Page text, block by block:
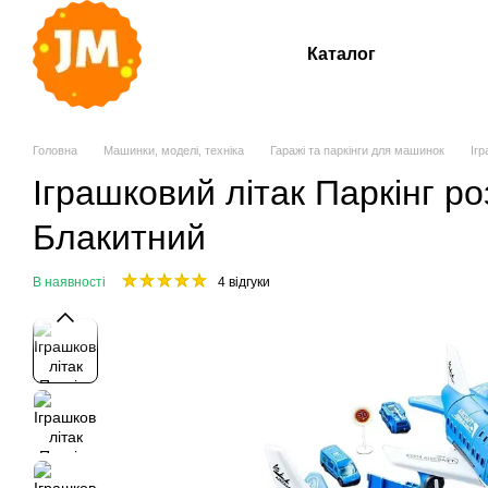
Перейти до основного контенту
Каталог
Головна Машинки, моделі, техніка Гаражі та паркінги для машинок
Іграшковий літак Паркінг
Блакитний
В наявності 4 відгуки